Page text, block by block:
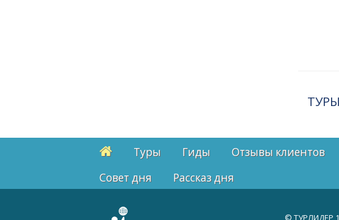
Туры Гиды Отзывы клиентов
Cовет дня
Рассказ дня